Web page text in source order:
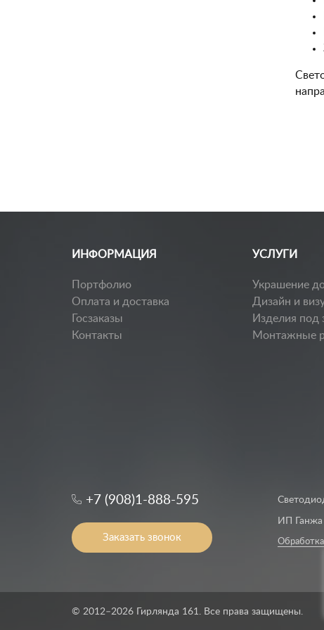
ИНФОРМАЦИЯ
Портфолио
Оплата и доставка
Госзаказы
Контакты
УСЛУГИ
Украшение
Дизайн и
Изделия под
Монтажные
+7 (908)1-888-595
Заказать звонок
ИП
© 2012–2026 Гирлянда 161. Все права защищены.